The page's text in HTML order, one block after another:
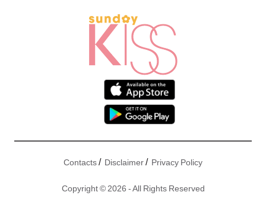
Contacts/ Disclaimer/ Privacy Policy
Copyright © 2026 - All Rights Reserved